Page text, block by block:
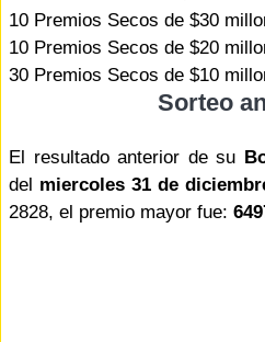
10 Premios Secos de $30
10 Premios Secos de $20
30 Premios Secos de $10
Sorteo
El resultado anterior de su
del miercoles 31 de
2828, el premio mayor fue: